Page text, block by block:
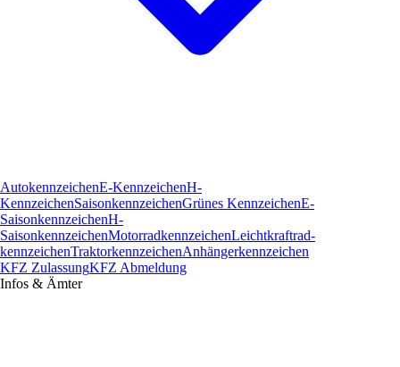
AutokennzeichenE-KennzeichenH-
KennzeichenSaisonkennzeichenGrünes KennzeichenE-
SaisonkennzeichenH-
SaisonkennzeichenMotorradkennzeichenLeichtkraftrad­
kennzeichenTraktorkennzeichenAnhängerkennzeichen
KFZ ZulassungKFZ Abmeldung
Infos & Ämter